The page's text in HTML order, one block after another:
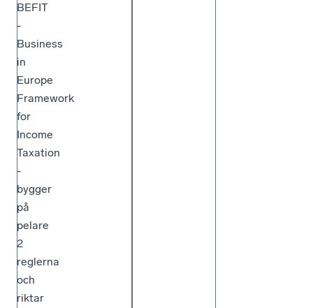
BEFIT
-
Business
in
Europe
Framework
for
Income
Taxation
-
bygger
på
pelare
2
reglerna
och
riktar